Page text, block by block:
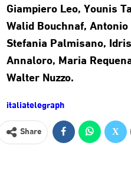
Giampiero Leo, Younis
Walid Bouchnaf,
Stefania Palmisano,
Annaloro, Maria
Walter Nuzzo.
italiatelegraph
Share